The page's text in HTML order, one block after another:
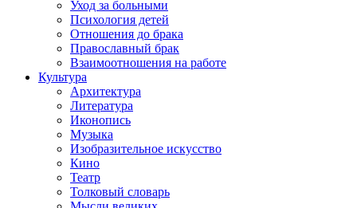
Уход за больными
Психология детей
Отношения до брака
Православный брак
Взаимоотношения на работе
Культура
Архитектура
Литература
Иконопись
Музыка
Изобразительное искусство
Кино
Театр
Толковый словарь